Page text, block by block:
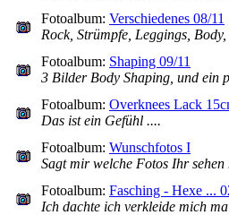
Fotoalbum: Verschiedenes 08/11
Rock, Strümpfe, Leggings,
Fotoalbum: Shaping 09/11
3 Bilder Body Shaping, und ein
Fotoalbum: Overknees Lack
Das ist ein Gefühl ....
Fotoalbum: Wunschfotos I
Sagt mir welche Fotos Ihr sehen
Fotoalbum: Fasching - Hexe ...
Ich dachte ich verkleide mich